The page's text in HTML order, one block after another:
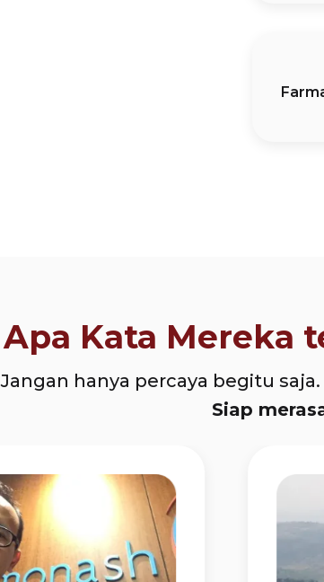
Apa Kata Mereka
Jangan hanya percaya begitu
Siap